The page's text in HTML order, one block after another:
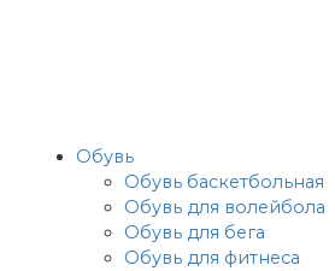
Обувь
Обувь баскетбольная
Обувь для волейбола
Обувь для бега
Обувь для фитнеса